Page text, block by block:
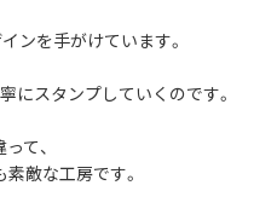
ンを手がけています。
にスタンプしていくのです。
て、
敵な工房です。